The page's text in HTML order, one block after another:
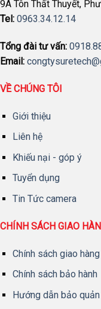
9A Tôn Thất Thuyết,
Tel: 0963.34.12.14
Tổng đài tư vấn:
Email:
VỀ CHÚNG TÔI
Giới thiệu
Liên hệ
Khiếu nại - góp ý
Tuyển dụng
Tin Tức camera
CHÍNH SÁCH GIAO
Chính sách giao hàng
Chính sách bảo hành
Hướng dẫn bảo quản